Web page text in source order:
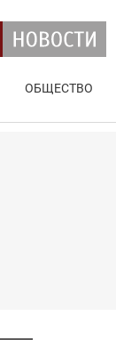
ОБЩЕСТВО